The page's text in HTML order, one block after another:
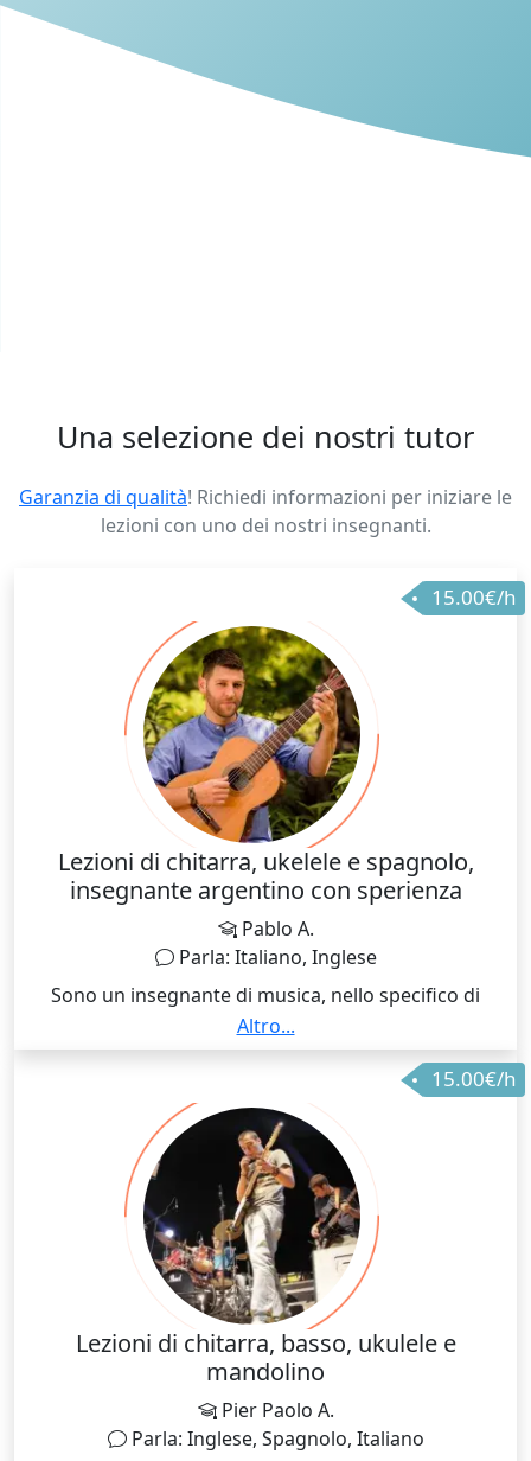
Una selezione dei nostri tutor
Garanzia di qualità! Richiedi informazioni per iniziare le
lezioni con uno dei nostri insegnanti.
15.00€/h
Lezioni di chitarra, ukelele e spagnolo,
insegnante argentino con sperienza
Pablo A.
Parla: Italiano, Inglese
Sono un insegnante di musica, nello specifico di
chitarra classica, acustica ed elettrica; se sei
interessato, insegno anche ukulele. Sono argentino,
vivo a Pisa da poco tempo, ma visito l'Italia da 7 anni,
quindi parlo fluentemente, e la mia lingua madre è lo
spagnolo, quindi insegno anche lezioni online e in
persona di questa lingua. Se mi contatti ci
divertiremo tantissimo imparando la musica o lo
spagnolo, ho esperienza e metodologia di
insegnamento didattico.
Altro...
15.00€/h
Lezioni di chitarra, basso, ukulele e
mandolino
Pier Paolo A.
Parla: Inglese, Spagnolo, Italiano